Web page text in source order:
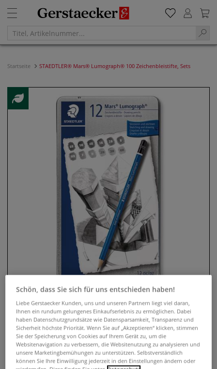
Startseite STAEDTLER® Mars® Lumograph® 100 Zeichenbleistifte, Sets
STAEDTLER® Mars® Lumograph®
100 Zeichenbleistifte, Sets
2 Bewertungen
Schön, dass Sie sich für uns entschieden haben!
Liebe Gerstaecker Kunden, uns und unseren Partnern liegt viel daran,
Ihnen ein rundum gelungenes Einkaufserlebnis zu ermöglichen. Dabei
haben Datenschutzgrundsätze wie Datensparsamkeit, Transparenz und
Sicherheit höchste Priorität. Wenn Sie auf „Akzeptieren“ klicken, stimmen
Sie der Speicherung von Cookies auf Ihrem Gerät zu, um die
Websitenavigation zu verbessern, die Websitenutzung zu analysieren und
unsere Marketingbemühungen zu unterstützen. Selbstverständlich
können Sie Ihre Einwilligung jederzeit in den Einstellungen ändern oder